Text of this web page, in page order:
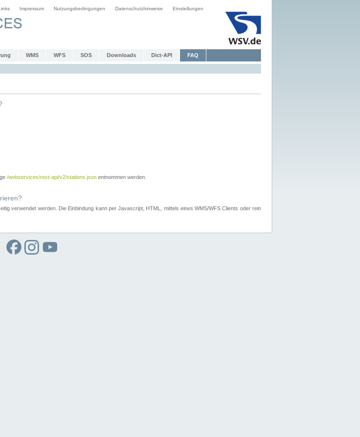
Impressum Nutzungsbedingungen Datenschutzhinweise Einstellungen
WMS WFS SOS Downloads Dict-API FAQ
/webservices/rest-api/v2/stations.json entnommen werden.
verwendet werden. Die Einbindung kann per Javascript, HTML, mittels eines WMS/WFS Clients oder rein